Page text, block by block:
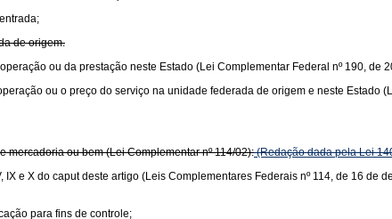
de origem.
ou da prestação neste Estado (Lei Complementar Federal nº 190, de
ou o preço do serviço na unidade federada de origem e neste Estado
ou bem (Lei Complementar nº 114/02):(Redação dada pela Lei
e X do caput deste artigo (Leis Complementares Federais nº 114, de 16 de
para fins de controle;